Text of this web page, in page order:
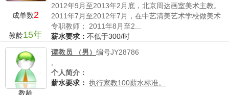
成单数2
教龄15年
2012年9月至2013年2月底，北京周达画室美术主教。
2011年7月至2012年7月，在中艺清美艺术学校做美术
专职教师； 2011年8月至2...
薪水要求： 不低于300/时
教龄
谭教员 （男） 编号JY28786
个人简介：
薪水要求： 执行家教100薪水标准。